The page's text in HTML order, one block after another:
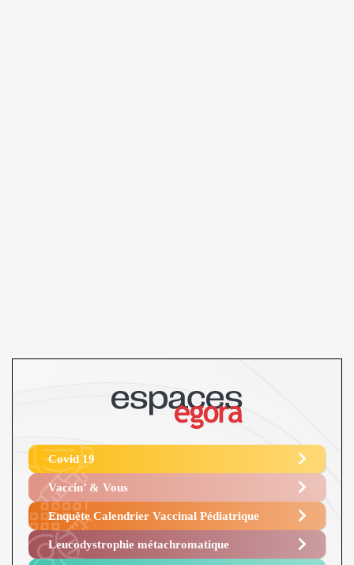
Covid 19
Vaccin’ & Vous
Enquête Calendrier Vaccinal Pédiatrique
Leucodystrophie métachromatique